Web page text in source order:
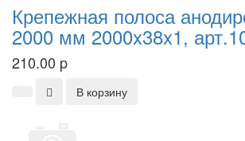
Крепежная полоса
2000 мм 2000x38x1,
210.00 p
В корзину